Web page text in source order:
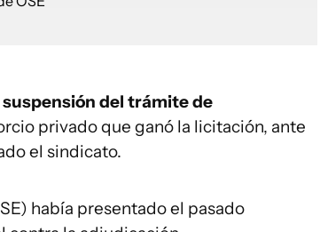
del trámite de
privado que ganó la licitación, ante
el sindicato.
había presentado el pasado